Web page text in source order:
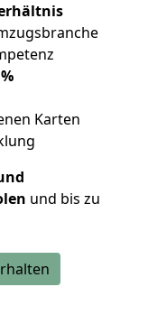
Karten
und bis zu